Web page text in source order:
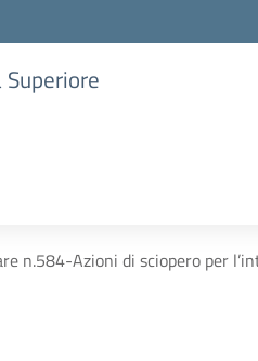
n.584-Azioni di sciopero per